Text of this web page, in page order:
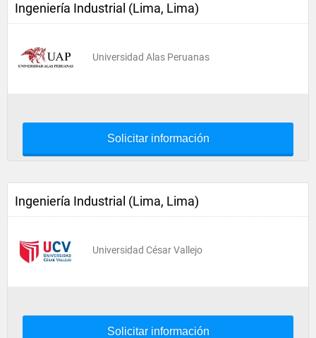
Ingeniería Industrial (Lima, Lima)
Universidad Alas Peruanas
Solicitar información
Ingeniería Industrial (Lima, Lima)
Universidad César Vallejo
Solicitar información